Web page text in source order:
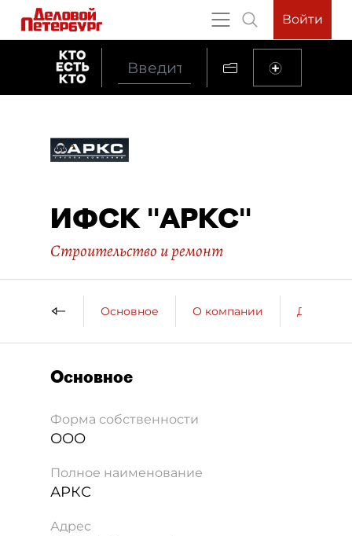
Войти
ИФСК "АРКС"
Строительство и ремонт
Основное О компании ДП о
Основное
Форма собственности
ООО
Полное наименование
АРКС
Адрес